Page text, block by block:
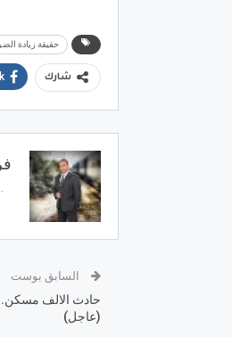
حقيقة زيادة
شارك
السابق بوست
حادث الالف
(عاجل)